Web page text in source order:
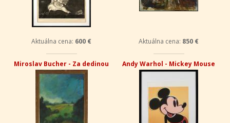
Aktuálna cena: 600 € Aktuálna cena: 850 €
Miroslav Bucher - Za dedinou Andy Warhol - Mickey Mouse